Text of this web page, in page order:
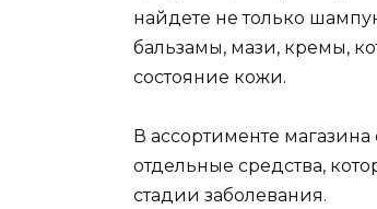
найдете не только
бальзамы, мази, кремы,
состояние кожи.
В ассортименте
отдельные средства,
стадии заболевания.